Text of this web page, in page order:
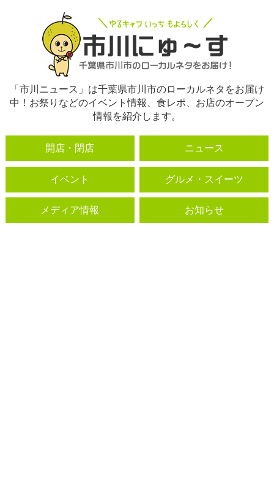
「市川ニュース」は千葉県市川市のローカルネタをお届け
中！お祭りなどのイベント情報、食レポ、お店のオープン
情報を紹介します。
開店・閉店 ニュース
イベント グルメ・スイーツ
メディア情報 お知らせ